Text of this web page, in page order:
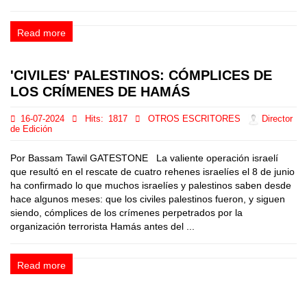
Read more
'CIVILES' PALESTINOS: CÓMPLICES DE
LOS CRÍMENES DE HAMÁS
16-07-2024 Hits: 1817 OTROS ESCRITORES
Director
de Edición
Por Bassam Tawil GATESTONE La valiente operación israelí
que resultó en el rescate de cuatro rehenes israelíes el 8 de junio
ha confirmado lo que muchos israelíes y palestinos saben desde
hace algunos meses: que los civiles palestinos fueron, y siguen
siendo, cómplices de los crímenes perpetrados por la
organización terrorista Hamás antes del ...
Read more